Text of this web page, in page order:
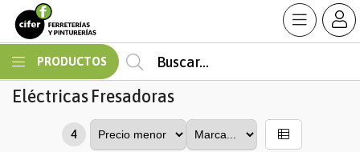
PRODUCTOS
Eléctricas Fresadoras
4